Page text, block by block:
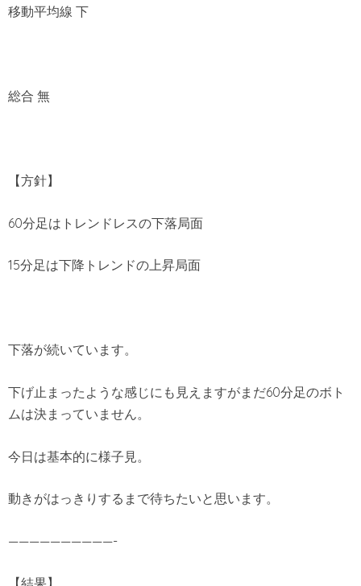
移動平均線 下
総合 無
【方針】
60分足はトレンドレスの下落局面
15分足は下降トレンドの上昇局面
下落が続いています。
下げ止まったような感じにも見えますがまだ60分足のボト
ムは決まっていません。
今日は基本的に様子見。
動きがはっきりするまで待ちたいと思います。
——————————-